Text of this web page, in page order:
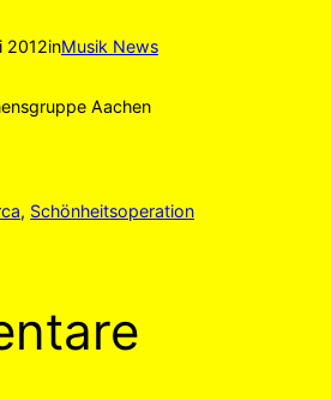
2012inMusik News
Aachen
, Schönheitsoperation